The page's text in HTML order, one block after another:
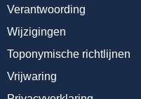
Verantwoording
Wijzigingen
Toponymische richtlijnen
Vrijwaring